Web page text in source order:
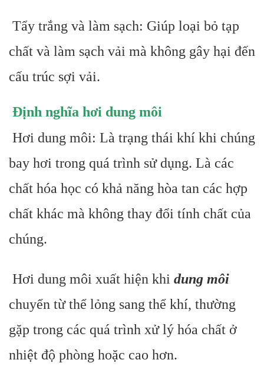
Tẩy trắng và làm sạch: Giúp loại bỏ tạp
chất và làm sạch vải mà không gây hại đến
cấu trúc sợi vải.
Định nghĩa hơi dung môi
Hơi dung môi: Là trạng thái khí khi chúng
bay hơi trong quá trình sử dụng. Là các
chất hóa học có khả năng hòa tan các hợp
chất khác mà không thay đổi tính chất của
chúng.
Hơi dung môi xuất hiện khi dung môi
chuyển từ thể lỏng sang thể khí, thường
gặp trong các quá trình xử lý hóa chất ở
nhiệt độ phòng hoặc cao hơn.